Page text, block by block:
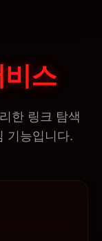
스
한 링크 탐색
기능입니다.